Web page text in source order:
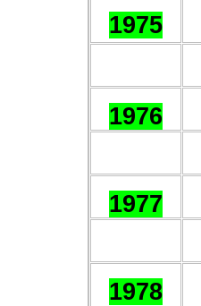
1975
1976
1977
1978